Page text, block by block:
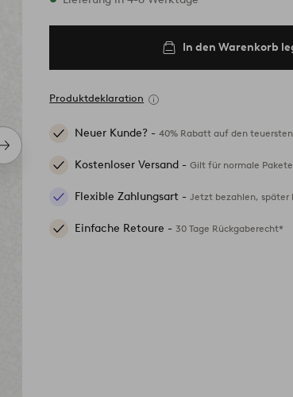
Nächstes
Produkt
In den Warenkorb
Produktdeklaration
Neuer Kunde? -40% Rabatt auf den
Kostenloser Versand -Gilt für normale
Flexible Zahlungsart -Jetzt bezahlen, später
Einfache Retoure -30 Tage Rückgaberecht*